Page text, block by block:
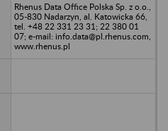
Rhenus Data Office Polska Sp. z o.o.,
05-830 Nadarzyn, al. Katowicka 66,
tel. +48 22 331 23 31; 22 380 01
07; e-mail: info.data@pl.rhenus.com,
www.rhenus.pl